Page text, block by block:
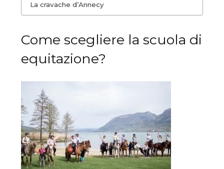
La cravache d’Annecy
Come scegliere la scuola di
equitazione?